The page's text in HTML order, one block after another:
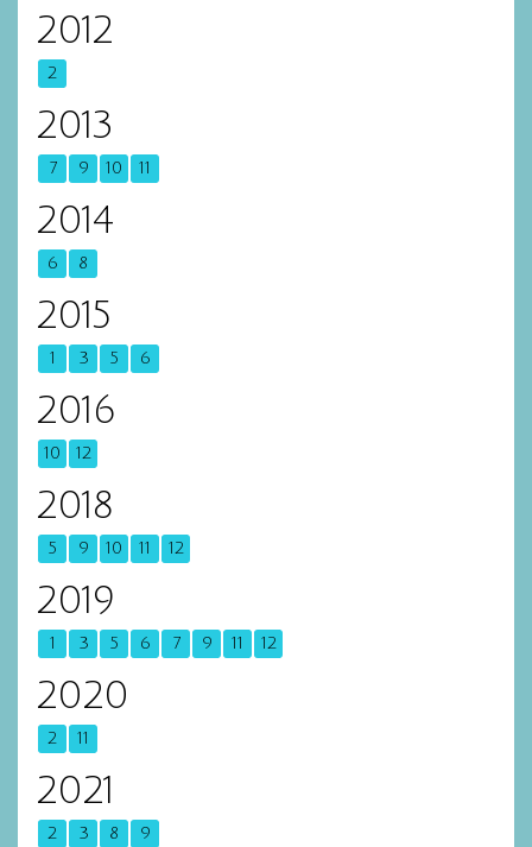
2012
2
2013
7 9 10 11
2014
6 8
2015
1 3 5 6
2016
10 12
2018
5 9 10 11 12
2019
1 3 5 6 7 9 11 12
2020
2 11
2021
2 3 8 9